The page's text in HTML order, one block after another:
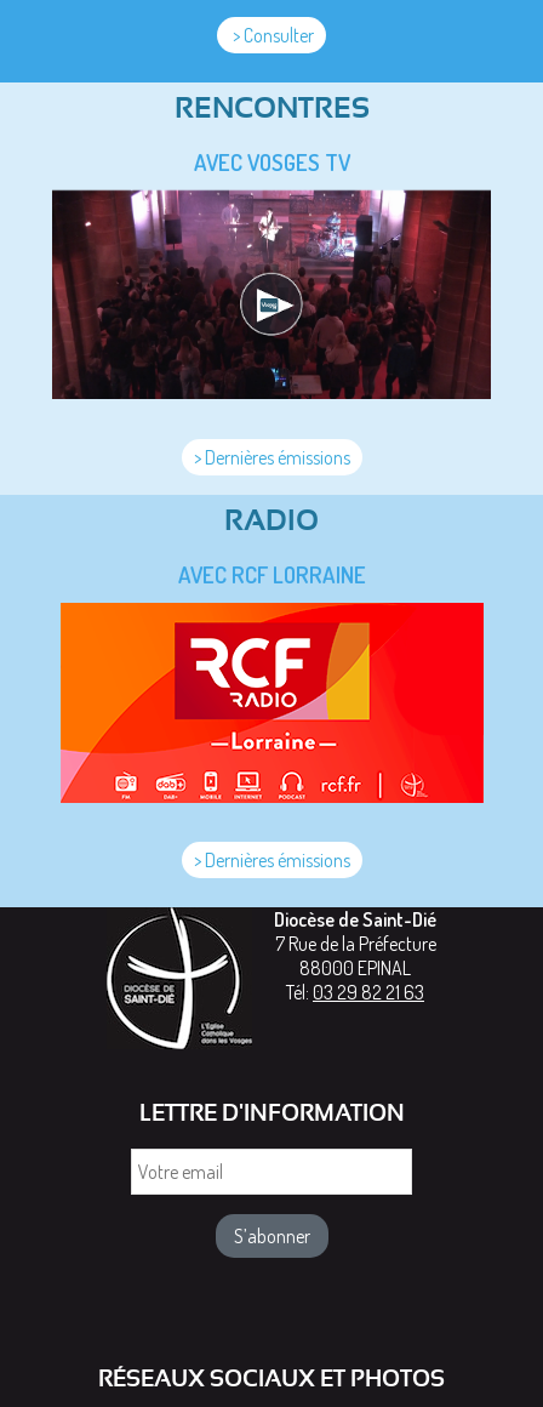
> Consulter
RENCONTRES
AVEC VOSGES TV
> Dernières émissions
RADIO
AVEC RCF LORRAINE
> Dernières émissions
Diocèse de Saint-Dié
7 Rue de la Préfecture
88000 EPINAL
Tél: 03 29 82 21 63
LETTRE D'INFORMATION
RÉSEAUX SOCIAUX ET PHOTOS